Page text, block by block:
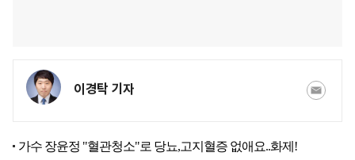
이경탁 기자